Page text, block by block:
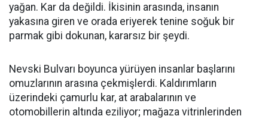
yağan. Kar da değildi. İkisinin arasında, insanın
yakasına giren ve orada eriyerek tenine soğuk bir
parmak gibi dokunan, kararsız bir şeydi.
Nevski Bulvarı boyunca yürüyen insanlar başlarını
omuzlarının arasına çekmişlerdi. Kaldırımların
üzerindeki çamurlu kar, at arabalarının ve
otomobillerin altında eziliyor; mağaza vitrinlerinden